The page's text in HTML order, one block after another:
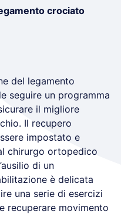
crociato
del legamento
seguire un programma
il migliore
Il recupero
impostato e
chirurgo ortopedico
di un
è delicata
una serie di esercizi
recuperare movimento